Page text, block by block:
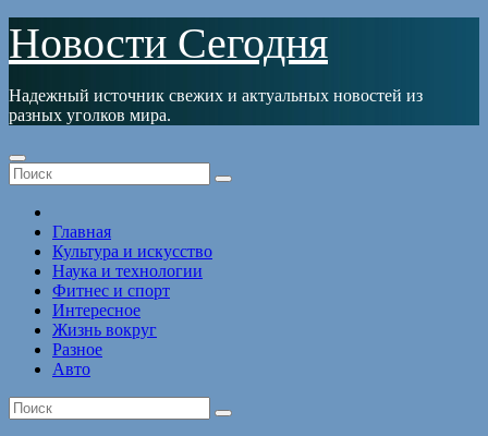
Перейти
содержимому
Новости Сегодня
Надежный источник свежих и актуальных новостей из
разных уголков мира.
Главная
Культура и искусство
Наука и технологии
Фитнес и спорт
Интересное
Жизнь вокруг
Разное
Авто